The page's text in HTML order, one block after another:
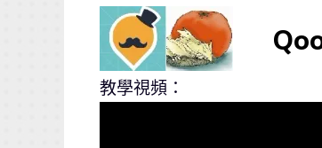
教學視頻：